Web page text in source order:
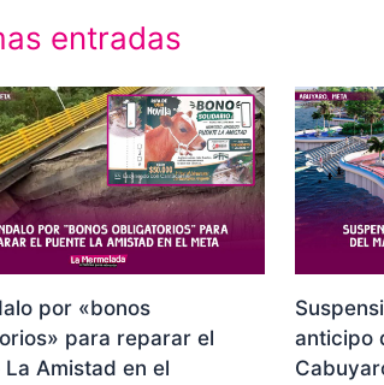
entradas
por «bonos
para reparar el
La Amistad en el
anticipo